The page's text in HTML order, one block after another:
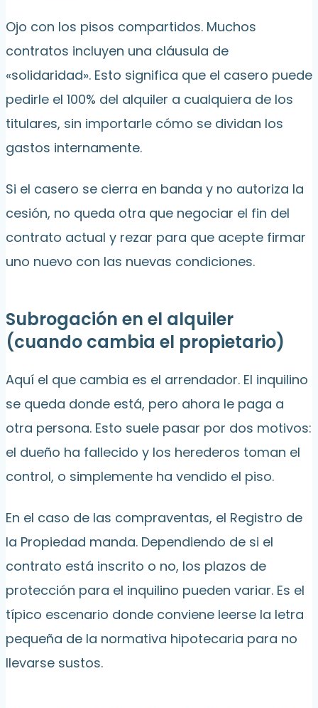
Ojo con los pisos compartidos. Muchos
contratos incluyen una cláusula de
«solidaridad». Esto significa que el casero puede
pedirle el 100% del alquiler a cualquiera de los
titulares, sin importarle cómo se dividan los
gastos internamente.
Si el casero se cierra en banda y no autoriza la
cesión, no queda otra que negociar el fin del
contrato actual y rezar para que acepte firmar
uno nuevo con las nuevas condiciones.
Subrogación en el alquiler
(cuando cambia el propietario)
Aquí el que cambia es el arrendador. El inquilino
se queda donde está, pero ahora le paga a
otra persona. Esto suele pasar por dos motivos:
el dueño ha fallecido y los herederos toman el
control, o simplemente ha vendido el piso.
En el caso de las compraventas, el Registro de
la Propiedad manda. Dependiendo de si el
contrato está inscrito o no, los plazos de
protección para el inquilino pueden variar. Es el
típico escenario donde conviene leerse la letra
pequeña de la normativa hipotecaria para no
llevarse sustos.